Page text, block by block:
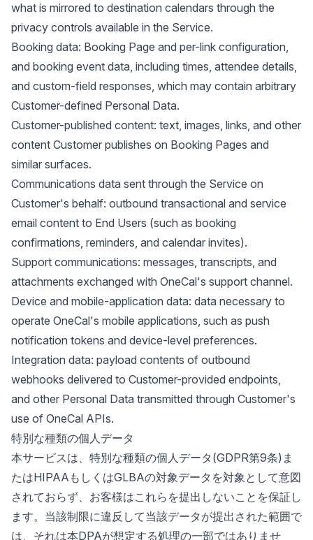
what is mirrored to destination calendars through the
privacy controls available in the Service.
Booking data: Booking Page and per-link configuration,
and booking event data, including times, attendee details,
and custom-field responses, which may contain arbitrary
Customer-defined Personal Data.
Customer-published content: text, images, links, and other
content Customer publishes on Booking Pages and
similar surfaces.
Communications data sent through the Service on
Customer's behalf: outbound transactional and service
email content to End Users (such as booking
confirmations, reminders, and calendar invites).
Support communications: messages, transcripts, and
attachments exchanged with OneCal's support channel.
Device and mobile-application data: data necessary to
operate OneCal's mobile applications, such as push
notification tokens and device-level preferences.
Integration data: payload contents of outbound
webhooks delivered to Customer-provided endpoints,
and other Personal Data transmitted through Customer's
use of OneCal APIs.
特別な種類の個人データ
本サービスは、特別な種類の個人データ(GDPR第9条)ま
たはHIPAAもしくはGLBAの対象データを対象として意図
されておらず、お客様はこれらを提出しないことを保証し
ます。当該制限に違反して当該データが提出された範囲で
は、それは本DPAが想定する処理の一部ではありませ